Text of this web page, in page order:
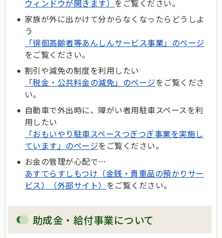
ウィンドウが開きます） をご覧ください。
家族が外に出かけて分からなくなったらどうしよ
う
「徘徊高齢者等あんしんサービス事業」のページ
をご覧ください。
割引や減免の制度を利用したい
「税金・公共料金の減免」のページをご覧くださ
い。
自動車で外出時に、障がい者用駐車スペースを利
用したい
「おもいやり駐車スペースつぎつぎ事業を実施し
ています」のページをご覧ください。
お金の管理が心配で…
あすてらすしもつけ（金銭・貴重品の預かりサー
ビス）（外部サイト） をご覧ください。
助成金・給付事業について